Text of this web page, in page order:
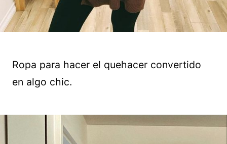
Ropa para hacer el quehacer convertido
en algo chic.